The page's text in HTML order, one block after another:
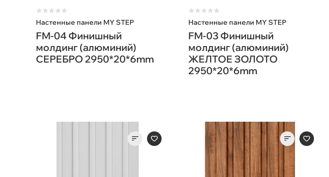
★★★★★
Настенные панели MY STEP
FM-04 Финишный
молдинг (алюминий)
СЕРЕБРО 2950*20*6mm
★★★★★
Настенные панели MY STEP
FM-03 Финишный
молдинг (алюминий)
ЖЕЛТОЕ ЗОЛОТО
2950*20*6mm